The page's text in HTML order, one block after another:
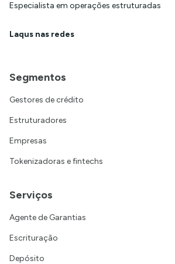
Especialista em operações estruturadas
Laqus nas redes
Segmentos
Gestores de crédito
Estruturadores
Empresas
Tokenizadoras e fintechs
Serviços
Agente de Garantias
Escrituração
Depósito